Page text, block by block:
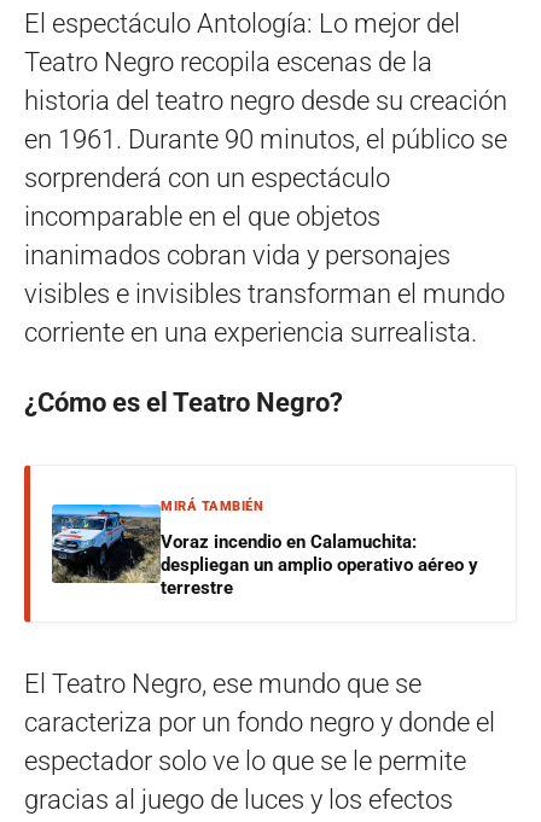
El espectáculo Antología: Lo mejor del
Teatro Negro recopila escenas de la
historia del teatro negro desde su creación
en 1961. Durante 90 minutos, el público se
sorprenderá con un espectáculo
incomparable en el que objetos
inanimados cobran vida y personajes
visibles e invisibles transforman el mundo
corriente en una experiencia surrealista.
¿Cómo es el Teatro Negro?
MIRÁ TAMBIÉN
Voraz incendio en Calamuchita:
despliegan un amplio operativo aéreo y
terrestre
El Teatro Negro, ese mundo que se
caracteriza por un fondo negro y donde el
espectador solo ve lo que se le permite
gracias al juego de luces y los efectos